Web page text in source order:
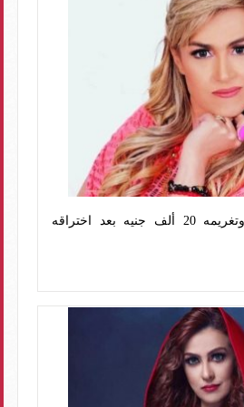
حبس طفل أسبوع وتغريمه 20 ألف جنيه بعد اختراقه